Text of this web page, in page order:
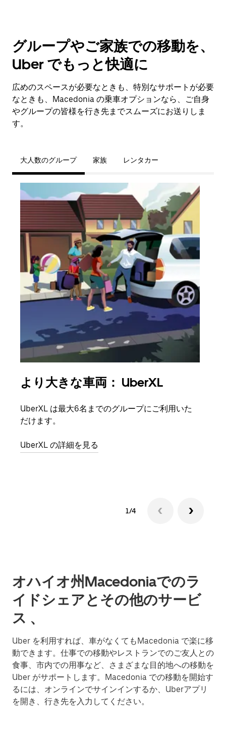
グループやご家族での移動を、
Uber でもっと快適に
広めのスペースが必要なときも、特別なサポートが必要
なときも、Macedonia の乗車オプションなら、ご自身
やグループの皆様を行き先までスムーズにお送りしま
す。
大人数のグループ 家族 レンタカー
より大きな車両： UberXL
UberXL は最大6名までのグループにご利用いた
だけます。
UberXL の詳細を見る
1/4
オハイオ州Macedoniaでのラ
イドシェアとその他のサービ
ス 、
Uber を利用すれば、車がなくてもMacedonia で楽に移
動できます。仕事での移動やレストランでのご友人との
食事、市内での用事など、さまざまな目的地への移動を
Uber がサポートします。Macedonia での移動を開始す
るには、オンラインでサインインするか、Uberアプリ
を開き、行き先を入力してください。